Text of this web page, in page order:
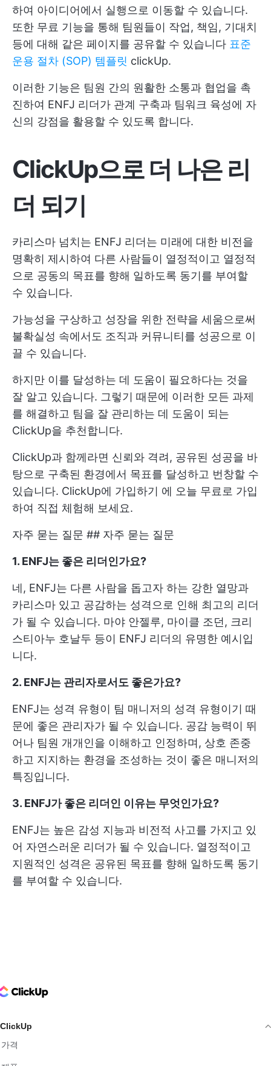
하여 아이디어에서 실행으로 이동할 수 있습니다.
또한 무료 기능을 통해 팀원들이 작업, 책임, 기대치
등에 대해 같은 페이지를 공유할 수 있습니다 표준
운용 절차 (SOP) 템플릿 clickUp.
이러한 기능은 팀원 간의 원활한 소통과 협업을 촉
진하여 ENFJ 리더가 관계 구축과 팀워크 육성에 자
신의 강점을 활용할 수 있도록 합니다.
ClickUp으로 더 나은 리
더 되기
카리스마 넘치는 ENFJ 리더는 미래에 대한 비전을
명확히 제시하여 다른 사람들이 열정적이고 열정적
으로 공동의 목표를 향해 일하도록 동기를 부여할
수 있습니다.
가능성을 구상하고 성장을 위한 전략을 세움으로써
불확실성 속에서도 조직과 커뮤니티를 성공으로 이
끌 수 있습니다.
하지만 이를 달성하는 데 도움이 필요하다는 것을
잘 알고 있습니다. 그렇기 때문에 이러한 모든 과제
를 해결하고 팀을 잘 관리하는 데 도움이 되는
ClickUp을 추천합니다.
ClickUp과 함께라면 신뢰와 격려, 공유된 성공을 바
탕으로 구축된 환경에서 목표를 달성하고 번창할 수
있습니다. ClickUp에 가입하기 에 오늘 무료로 가입
하여 직접 체험해 보세요.
자주 묻는 질문 ## 자주 묻는 질문
1. ENFJ는 좋은 리더인가요?
네, ENFJ는 다른 사람을 돕고자 하는 강한 열망과
카리스마 있고 공감하는 성격으로 인해 최고의 리더
가 될 수 있습니다. 마야 안젤루, 마이클 조던, 크리
스티아누 호날두 등이 ENFJ 리더의 유명한 예시입
니다.
2. ENFJ는 관리자로서도 좋은가요?
ENFJ는 성격 유형이 팀 매니저의 성격 유형이기 때
문에 좋은 관리자가 될 수 있습니다. 공감 능력이 뛰
어나 팀원 개개인을 이해하고 인정하며, 상호 존중
하고 지지하는 환경을 조성하는 것이 좋은 매니저의
특징입니다.
3. ENFJ가 좋은 리더인 이유는 무엇인가요?
ENFJ는 높은 감성 지능과 비전적 사고를 가지고 있
어 자연스러운 리더가 될 수 있습니다. 열정적이고
지원적인 성격은 공유된 목표를 향해 일하도록 동기
를 부여할 수 있습니다.
Logo
ClickUp
가격